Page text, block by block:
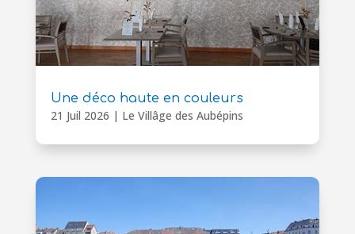
Une déco haute en couleurs
21 Juil 2026 | Le Villâge des Aubépins